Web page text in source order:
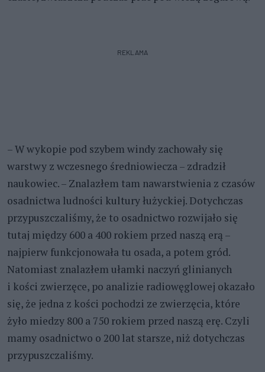
REKLAMA
– W wykopie pod szybem windy zachowały się
warstwy z wczesnego średniowiecza – zdradził
naukowiec. – Znalazłem tam nawarstwienia z czasów
osadnictwa ludności kultury łużyckiej. Dotychczas
przypuszczaliśmy, że to osadnictwo rozwijało się
tutaj między 600 a 400 rokiem przed naszą erą –
najpierw funkcjonowała tu osada, a potem gród.
Natomiast znalazłem ułamki naczyń glinianych
i kości zwierzęce, po analizie radiowęglowej okazało
się, że jedna z kości pochodzi ze zwierzęcia, które
żyło miedzy 800 a 750 rokiem przed naszą erę. Czyli
mamy osadnictwo o 200 lat starsze, niż dotychczas
przypuszczaliśmy.